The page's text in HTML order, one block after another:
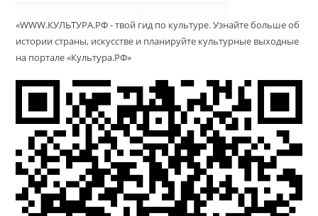
«WWW.КУЛЬТУРА.РФ - твой гид по культуре. Узнайте больше об
истории страны, искусстве и планируйте культурные выходные
на портале «Культура.РФ»